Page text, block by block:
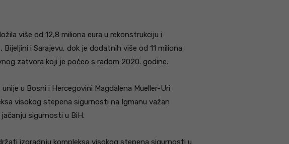
više od 12,8 miliona eura u rekonstrukciju i
i Sarajevu, dok je dodatnih više od 11 miliona
zatvora koji je počeo s radom 2020. godine.
u Bosni i Hercegovini Magdalena Mueller-Uri
visokog stepena sigurnosti na Igmanu važan
sigurnosti u BiH.
izgradnju kompleksa visokog stepena sigurnosti u